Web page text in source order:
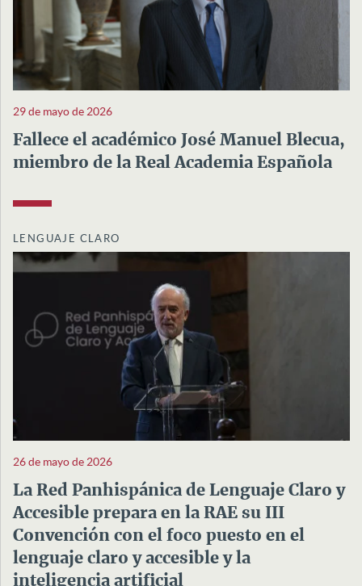
29 de mayo de 2026
Fallece el académico José Manuel Blecua,
miembro de la Real Academia Española
LENGUAJE CLARO
26 de mayo de 2026
La Red Panhispánica de Lenguaje Claro y
Accesible prepara en la RAE su III
Convención con el foco puesto en el
lenguaje claro y accesible y la
inteligencia artificial